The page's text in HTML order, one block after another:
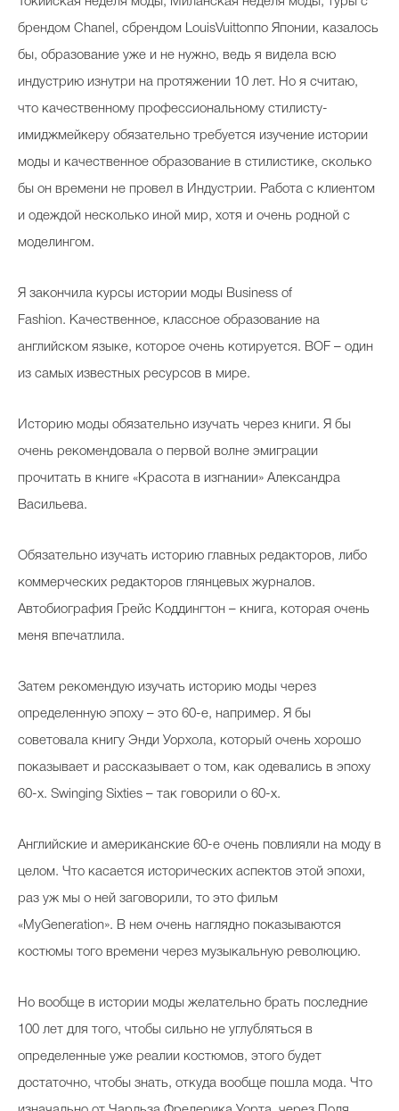
брендом Chanel, cбрендом LouisVuittonпо Японии, казалось
бы, образование уже и не нужно, ведь я видела всю
индустрию изнутри на протяжении 10 лет. Но я считаю,
что качественному профессиональному стилисту-
имиджмейкеру обязательно требуется изучение истории
моды и качественное образование в стилистике, сколько
бы он времени не провел в Индустрии. Работа с клиентом
и одеждой несколько иной мир, хотя и очень родной с
моделингом.
Я закончила курсы истории моды Business of
Fashion. Качественное, классное образование на
английском языке, которое очень котируется. BOF – один
из самых известных ресурсов в мире.
Историю моды обязательно изучать через книги. Я бы
очень рекомендовала о первой волне эмиграции
прочитать в книге «Красота в изгнании» Александра
Васильева.
Обязательно изучать историю главных редакторов, либо
коммерческих редакторов глянцевых журналов.
Автобиография Грейс Коддингтон – книга, которая очень
меня впечатлила.
Затем рекомендую изучать историю моды через
определенную эпоху – это 60-е, например. Я бы
советовала книгу Энди Уорхола, который очень хорошо
показывает и рассказывает о том, как одевались в эпоху
60-х. Swinging Sixties – так говорили о 60-х.
Английские и американские 60-е очень повлияли на моду в
целом. Что касается исторических аспектов этой эпохи,
раз уж мы о ней заговорили, то это фильм
«MyGeneration». В нем очень наглядно показываются
костюмы того времени через музыкальную революцию.
Но вообще в истории моды желательно брать последние
100 лет для того, чтобы сильно не углубляться в
определенные уже реалии костюмов, этого будет
достаточно, чтобы знать, откуда вообще пошла мода. Что